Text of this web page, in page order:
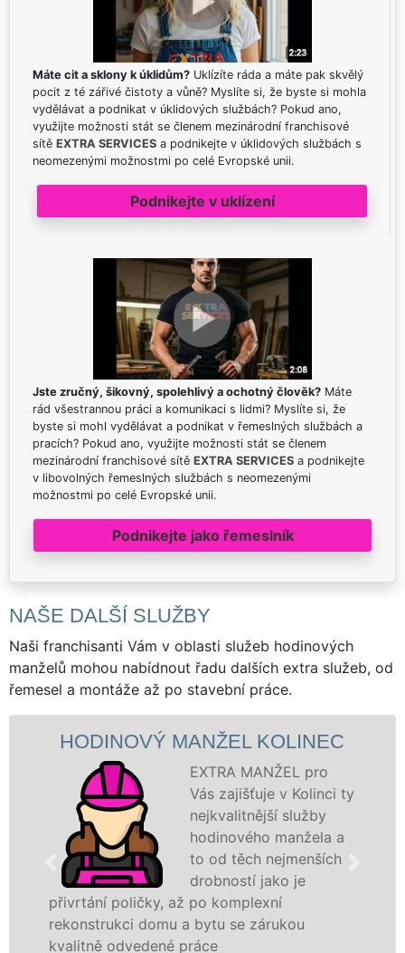
Máte cit a sklony k úklidům? Uklízíte ráda a máte pak skvělý
pocit z té zářivé čistoty a vůně? Myslíte si, že byste si mohla
vydělávat a podnikat v úklidových službách? Pokud ano,
využijte možnosti stát se členem mezinárodní franchisové
sítě EXTRA SERVICES a podnikejte v úklidových službách s
neomezenými možnostmi po celé Evropské unii.
Podnikejte v uklízení
Jste zručný, šikovný, spolehlivý a ochotný člověk? Máte
rád všestrannou práci a komunikaci s lidmi? Myslíte si, že
byste si mohl vydělávat a podnikat v řemeslných službách a
pracích? Pokud ano, využijte možnosti stát se členem
mezinárodní franchisové sítě EXTRA SERVICES a podnikejte
v libovolných řemeslných službách s neomezenými
možnostmi po celé Evropské unii.
Podnikejte jako řemeslník
NAŠE DALŠÍ SLUŽBY
Naši franchisanti Vám v oblasti služeb hodinových
manželů mohou nabídnout řadu dalších extra služeb, od
řemesel a montáže až po stavební práce.
HODINOVÝ MANŽEL KOLINEC
EXTRA MANŽEL pro
Vás zajišťuje v Kolinci ty
nejkvalitnější služby
hodinového manžela a
to od těch nejmenších
drobností jako je
přivrtání poličky, až po komplexní
rekonstrukci domu a bytu se zárukou
kvalitně odvedené práce